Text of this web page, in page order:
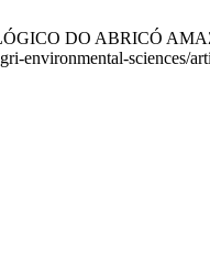
DO ABRICÓ
environmental-sciences/